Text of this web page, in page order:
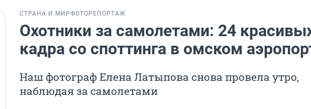
СТРАНА И МИРФОТОРЕПОРТАЖ
Охотники за самолетами: 24
кадра со споттинга в омском
Наш фотограф Елена Латыпова снова провела утро,
наблюдая за самолетами